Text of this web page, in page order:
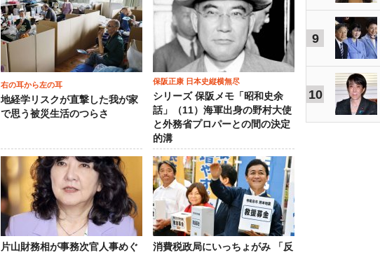
右の耳から左の耳
地経学リスクが直撃した我が家
で思う被災生活のつらさ
保阪正康 日本史縦横無尽
シリーズ 保阪メモ「昭和史余
話」（11）海軍出身の野村大使
と外務省プロパーとの間の決定
的溝
片山財務相が事務次官人事めぐ
消費税政局にいっちょがみ 「反
9
10